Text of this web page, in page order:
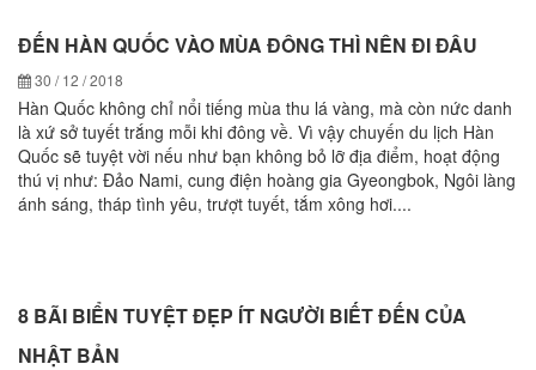
ĐẾN HÀN QUỐC VÀO MÙA ĐÔNG THÌ NÊN ĐI ĐÂU
30 / 12 / 2018
Hàn Quốc không chỉ nổi tiếng mùa thu lá vàng, mà còn nức danh
là xứ sở tuyết trắng mỗi khi đông về. Vì vậy chuyến du lịch Hàn
Quốc sẽ tuyệt vời nếu như bạn không bỏ lỡ địa điểm, hoạt động
thú vị như: Đảo Nami, cung điện hoàng gia Gyeongbok, Ngôi làng
ánh sáng, tháp tình yêu, trượt tuyết, tắm xông hơi....
8 BÃI BIỂN TUYỆT ĐẸP ÍT NGƯỜI BIẾT ĐẾN CỦA
NHẬT BẢN